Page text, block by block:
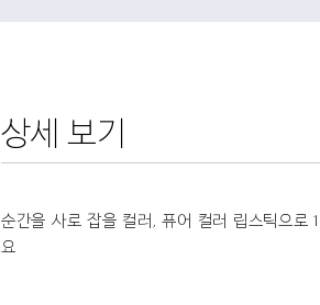
상세 보기
순간을 사로 잡을 컬러, 퓨어 컬러 립스틱으로
요